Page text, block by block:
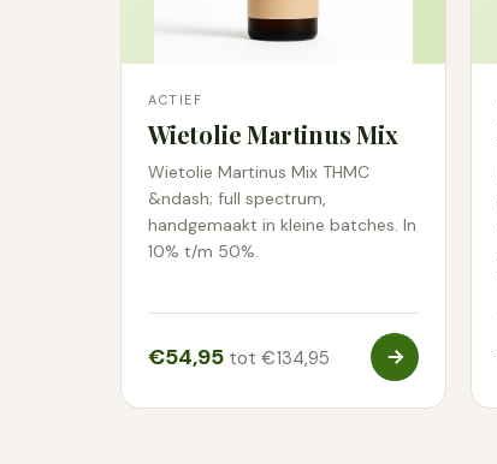
ACTIEF
Wietolie Martinus Mix
Wietolie Martinus Mix THMC
&ndash; full spectrum,
handgemaakt in kleine batches. In
10% t/m 50%.
€54,95 tot €134,95